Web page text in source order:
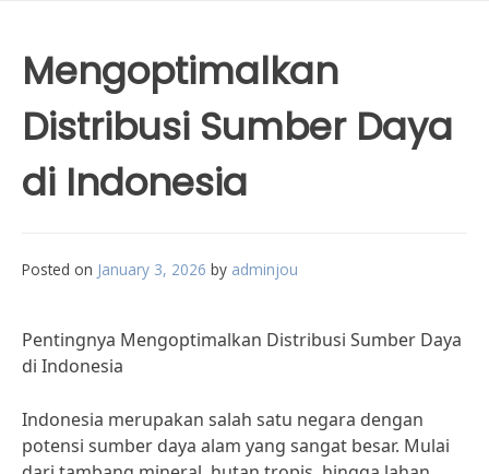
Mengoptimalkan
Distribusi Sumber Daya
di Indonesia
Posted on January 3, 2026 by adminjou
Pentingnya Mengoptimalkan Distribusi Sumber Daya
di Indonesia
Indonesia merupakan salah satu negara dengan
potensi sumber daya alam yang sangat besar. Mulai